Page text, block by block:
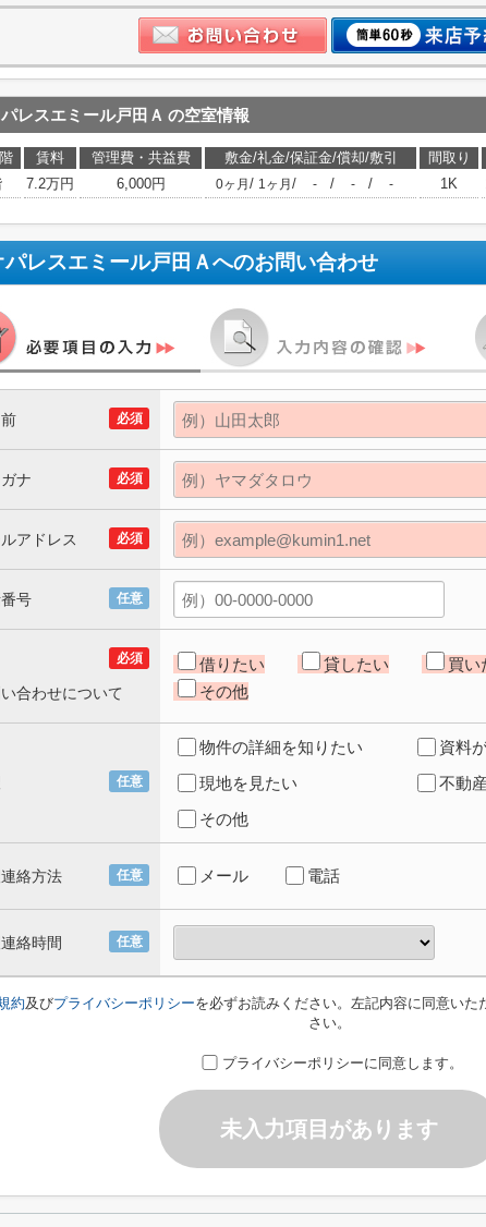
パレスエミール戸田Ａ の空室情報
賃料 管理費・共益費 敷金/礼金/保証金/償却/敷引 間取り
7.2万円 6,000円 0ヶ月 / 1ヶ月 / - / - / - 1K
パレスエミール戸田Ａへのお問い合わせ
必須
必須
ナ
必須
ルアドレス
任意
号
必須
合わせについて
借りたい 貸したい 買い
その他
任意
物件の詳細を知りたい
資料
現地を見たい
不動
その他
任意
絡方法 メール 電話
任意
絡時間
約及びプライバシーポリシーを必ずお読みください。左記内容に同意い
さい。
プライバシーポリシーに同意します。
未入力項目があります